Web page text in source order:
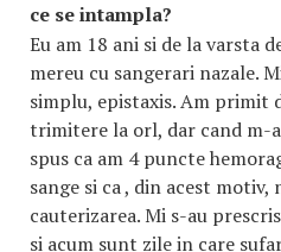
ce se intampla?
Eu am 18 ani si de la varsta
mereu cu sangerari nazale.
simplu, epistaxis. Am primit
trimitere la orl, dar cand m-
spus ca am 4 puncte
sange si ca , din acest motiv,
cauterizarea. Mi s-au
si acum sunt zile in care